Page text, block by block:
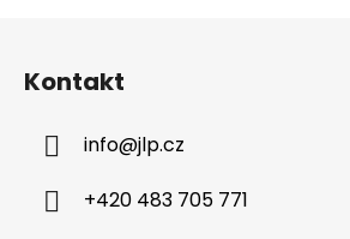
Kontakt
info@jlp.cz
+420 483 705 771